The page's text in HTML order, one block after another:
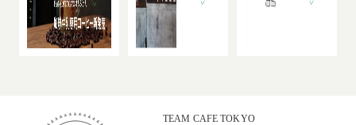
TEAM CAFE TOKYO